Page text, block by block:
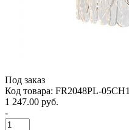
Под заказ
Код товара: FR2048PL-05CH1
1 247.00 руб.
-